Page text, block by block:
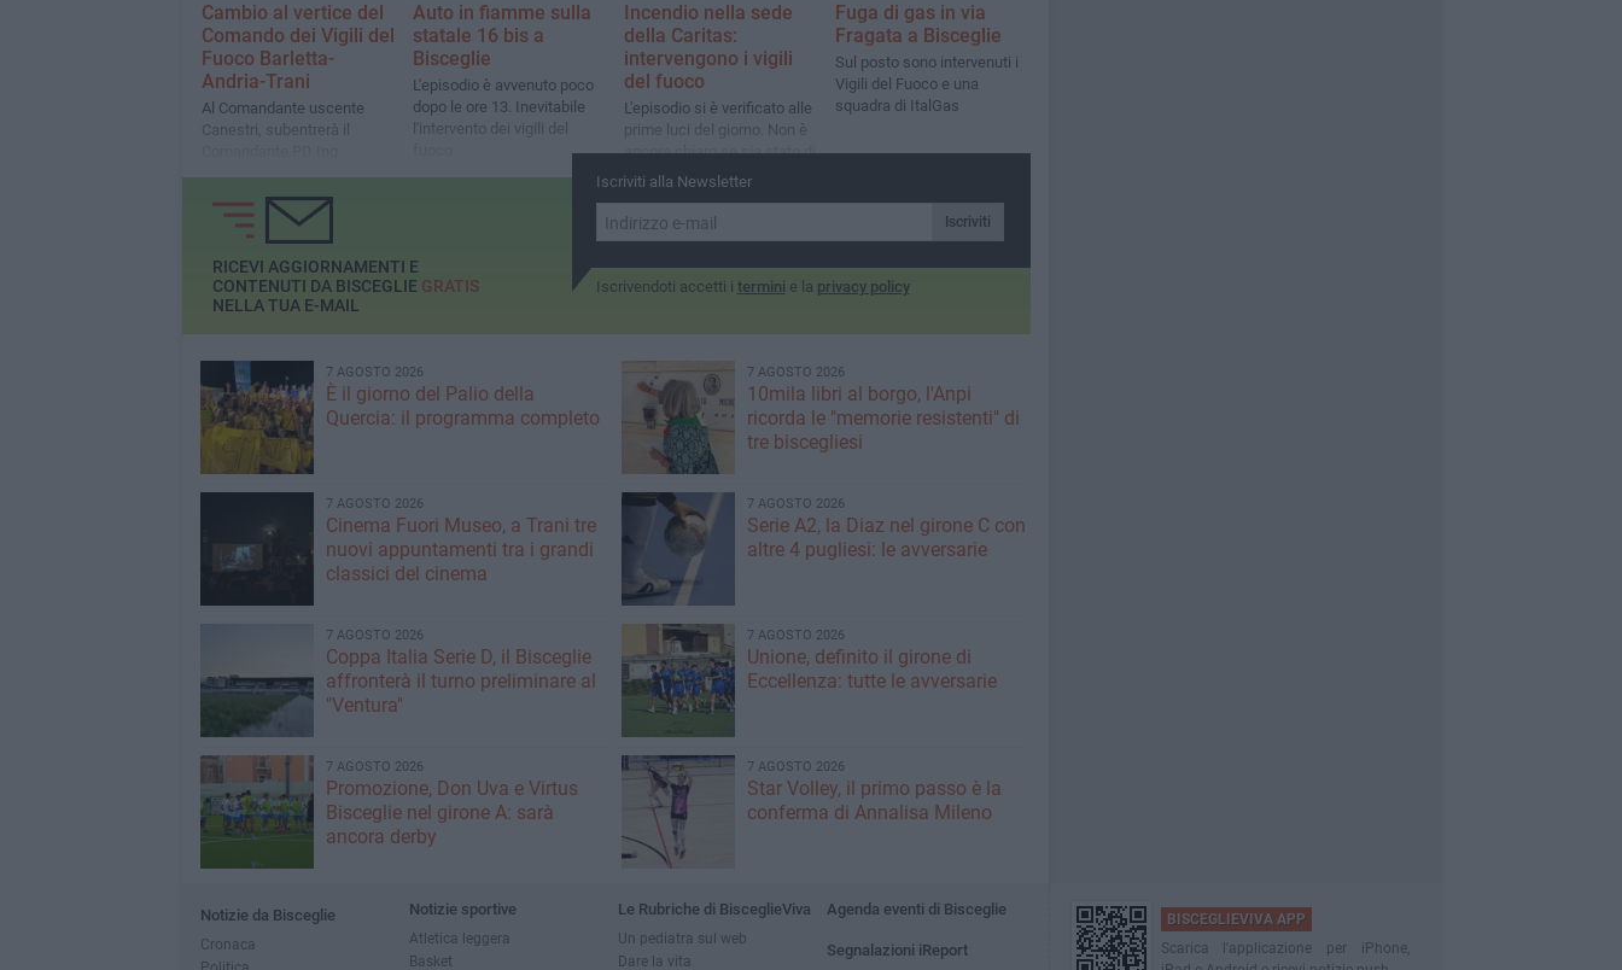
Cambio al vertice del
Comando dei Vigili del
Fuoco Barletta-
Andria-Trani
Al Comandante uscente
Canestri, subentrerà il
Giuseppe Quinto
Auto in fiamme sulla
statale 16 bis a
Bisceglie
L'episodio è avvenuto poco
dopo le ore 13. Inevitabile
l'intervento dei vigili del
Incendio nella sede
della Caritas:
intervengono i vigili
del fuoco
L'episodio si è verificato alle
prime luci del giorno. Non è
ancora chiaro se sia stato di
natura dolosa
Fuga di gas in via
Fragata a Bisceglie
Sul posto sono intervenuti i
Vigili del Fuoco e una
squadra di ItalGas
Iscriviti alla Newsletter
Iscriviti
Iscrivendoti accetti i termini e la privacy policy
RICEVI AGGIORNAMENTI E
CONTENUTI DA BISCEGLIE GRATIS
NELLA TUA E-MAIL
7 AGOSTO 2026
È il giorno del Palio della
Quercia: il programma completo
7 AGOSTO 2026
10mila libri al borgo, l'Anpi
ricorda le "memorie resistenti" di
tre biscegliesi
7 AGOSTO 2026
Cinema Fuori Museo, a Trani tre
nuovi appuntamenti tra i grandi
classici del cinema
7 AGOSTO 2026
Serie A2, la Diaz nel girone C con
altre 4 pugliesi: le avversarie
7 AGOSTO 2026
Coppa Italia Serie D, il Bisceglie
affronterà il turno preliminare al
"Ventura"
7 AGOSTO 2026
Unione, definito il girone di
Eccellenza: tutte le avversarie
7 AGOSTO 2026
Promozione, Don Uva e Virtus
Bisceglie nel girone A: sarà
ancora derby
7 AGOSTO 2026
Star Volley, il primo passo è la
conferma di Annalisa Mileno
Notizie da Bisceglie
Cronaca
Notizie sportive
Atletica leggera
Basket
Le Rubriche di BisceglieViva
Un pediatra sul web
Dare la vita
Agenda eventi di Bisceglie
Segnalazioni iReport
BISCEGLIEVIVA APP
Scarica l'applicazione per iPhone,